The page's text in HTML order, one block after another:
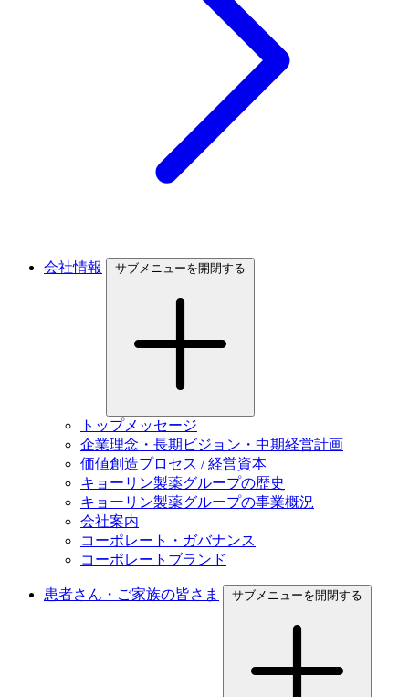
会社情報 サブメニューを開閉する
トップメッセージ
企業理念・長期ビジョン・中期経営計画
価値創造プロセス / 経営資本
キョーリン製薬グループの歴史
キョーリン製薬グループの事業概況
会社案内
コーポレート・ガバナンス
コーポレートブランド
患者さん・ご家族の皆さま サブメニューを開閉する